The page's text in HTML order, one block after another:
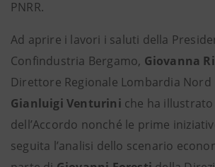
PNRR.
Ad aprire i lavori i saluti della
Confindustria Bergamo, Giovanna
Direttore Regionale Lombardia Nord
Gianluigi Venturini che ha
dell’Accordo nonché le prime
seguita l’analisi dello scenario